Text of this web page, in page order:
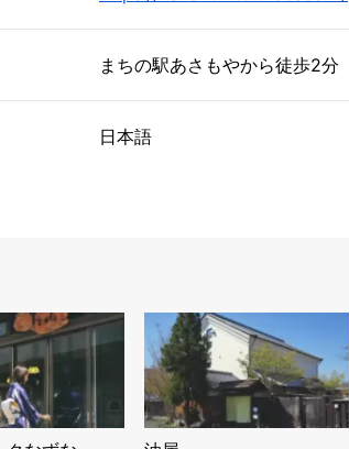
まちの駅あさもやから徒歩2分
日本語